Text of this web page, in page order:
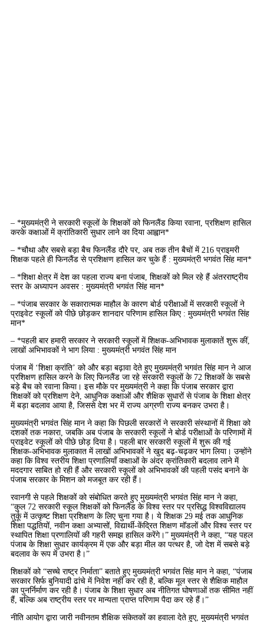
– *मुख्यमंत्री ने सरकारी स्कूलों के शिक्षकों को फिनलैंड किया रवाना, प्रशिक्षण हासिल
करके कक्षाओं में क्रांतिकारी सुधार लाने का दिया आह्वान*
– *चौथा और सबसे बड़ा बैच फिनलैंड दौरे पर, अब तक तीन बैचों में 216 प्राइमरी
शिक्षक पहले ही फिनलैंड से प्रशिक्षण हासिल कर चुके हैं : मुख्यमंत्री भगवंत सिंह मान*
– *शिक्षा क्षेत्र में देश का पहला राज्य बना पंजाब, शिक्षकों को मिल रहे हैं अंतरराष्ट्रीय
स्तर के अध्यापन अवसर : मुख्यमंत्री भगवंत सिंह मान*
– *पंजाब सरकार के सकारात्मक माहौल के कारण बोर्ड परीक्षाओं में सरकारी स्कूलों ने
प्राइवेट स्कूलों को पीछे छोड़कर शानदार परिणाम हासिल किए : मुख्यमंत्री भगवंत सिंह
मान*
– *पहली बार हमारी सरकार ने सरकारी स्कूलों में शिक्षक-अभिभावक मुलाकातें शुरू कीं,
लाखों अभिभावकों ने भाग लिया : मुख्यमंत्री भगवंत सिंह मान
पंजाब में ‘शिक्षा क्रांति’ को और बड़ा बढ़ावा देते हुए मुख्यमंत्री भगवंत सिंह मान ने आज
प्रशिक्षण हासिल करने के लिए फिनलैंड जा रहे सरकारी स्कूलों के 72 शिक्षकों के सबसे
बड़े बैच को रवाना किया। इस मौके पर मुख्यमंत्री ने कहा कि पंजाब सरकार द्वारा
शिक्षकों को प्रशिक्षण देने, आधुनिक कक्षाओं और शैक्षिक सुधारों से पंजाब के शिक्षा क्षेत्र
में बड़ा बदलाव आया है, जिससे देश भर में राज्य अग्रणी राज्य बनकर उभरा है।
मुख्यमंत्री भगवंत सिंह मान ने कहा कि पिछली सरकारों ने सरकारी संस्थानों में शिक्षा को
दशकों तक नकारा, जबकि अब पंजाब के सरकारी स्कूलों ने बोर्ड परीक्षाओं के परिणामों में
प्राइवेट स्कूलों को पीछे छोड़ दिया है। पहली बार सरकारी स्कूलों में शुरू की गई
शिक्षक-अभिभावक मुलाकात में लाखों अभिभावकों ने खुद बढ़-चढ़कर भाग लिया। उन्होंने
कहा कि विश्व स्तरीय शिक्षा प्रणालियाँ कक्षाओं के अंदर क्रांतिकारी बदलाव लाने में
मददगार साबित हो रही हैं और सरकारी स्कूलों को अभिभावकों की पहली पसंद बनाने के
पंजाब सरकार के मिशन को मजबूत कर रही हैं।
रवानगी से पहले शिक्षकों को संबोधित करते हुए मुख्यमंत्री भगवंत सिंह मान ने कहा,
“कुल 72 सरकारी स्कूल शिक्षकों को फिनलैंड के विश्व स्तर पर प्रसिद्ध विश्वविद्यालय
तुर्कू में उत्कृष्ट शिक्षा प्रशिक्षण के लिए चुना गया है। ये शिक्षक 29 मई तक आधुनिक
शिक्षा पद्धतियों, नवीन कक्षा अभ्यासों, विद्यार्थी-केंद्रित शिक्षण मॉडलों और विश्व स्तर पर
स्थापित शिक्षा प्रणालियों की गहरी समझ हासिल करेंगे।” मुख्यमंत्री ने कहा, “यह पहल
पंजाब के शिक्षा सुधार कार्यक्रम में एक और बड़ा मील का पत्थर है, जो देश में सबसे बड़े
बदलाव के रूप में उभरा है।”
शिक्षकों को “सच्चे राष्ट्र निर्माता” बताते हुए मुख्यमंत्री भगवंत सिंह मान ने कहा, “पंजाब
सरकार सिर्फ बुनियादी ढांचे में निवेश नहीं कर रही है, बल्कि मूल स्तर से शैक्षिक माहौल
का पुनर्निर्माण कर रही है। पंजाब के शिक्षा सुधार अब नीतिगत घोषणाओं तक सीमित नहीं
हैं, बल्कि अब राष्ट्रीय स्तर पर मान्यता प्राप्त परिणाम पैदा कर रहे हैं।”
नीति आयोग द्वारा जारी नवीनतम शैक्षिक संकेतकों का हवाला देते हुए, मुख्यमंत्री भगवंत